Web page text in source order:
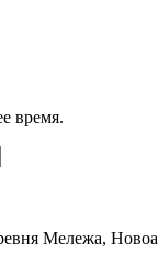
время.
Мележа,